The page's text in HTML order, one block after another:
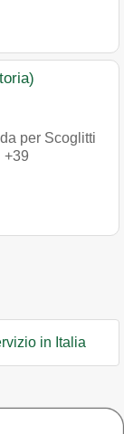
per Scoglitti
+39
in Italia